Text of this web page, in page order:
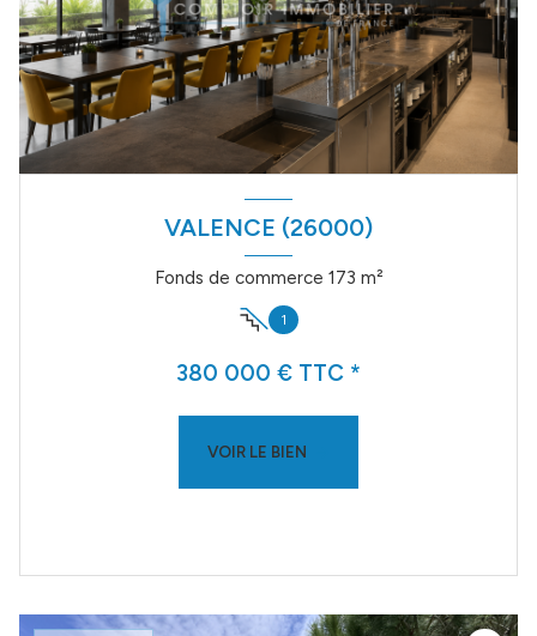
VALENCE (26000)
Fonds de commerce 173 m²
1
380 000 € TTC *
VOIR LE BIEN